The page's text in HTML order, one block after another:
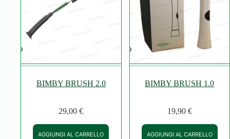
BIMBY BRUSH 2.0
29,00€
AGGIUNGI AL CARRELLO
BIMBY BRUSH 1.0
19,90 €
AGGIUNGI AL CARRELLO